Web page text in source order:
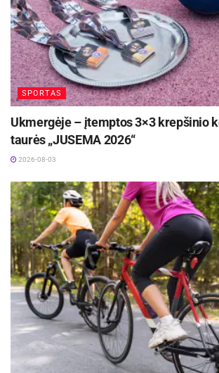
SPORTAS
Ukmergėje – įtemptos 3×3 krepšinio
taurės „JUSEMA 2026“
2026-08-03